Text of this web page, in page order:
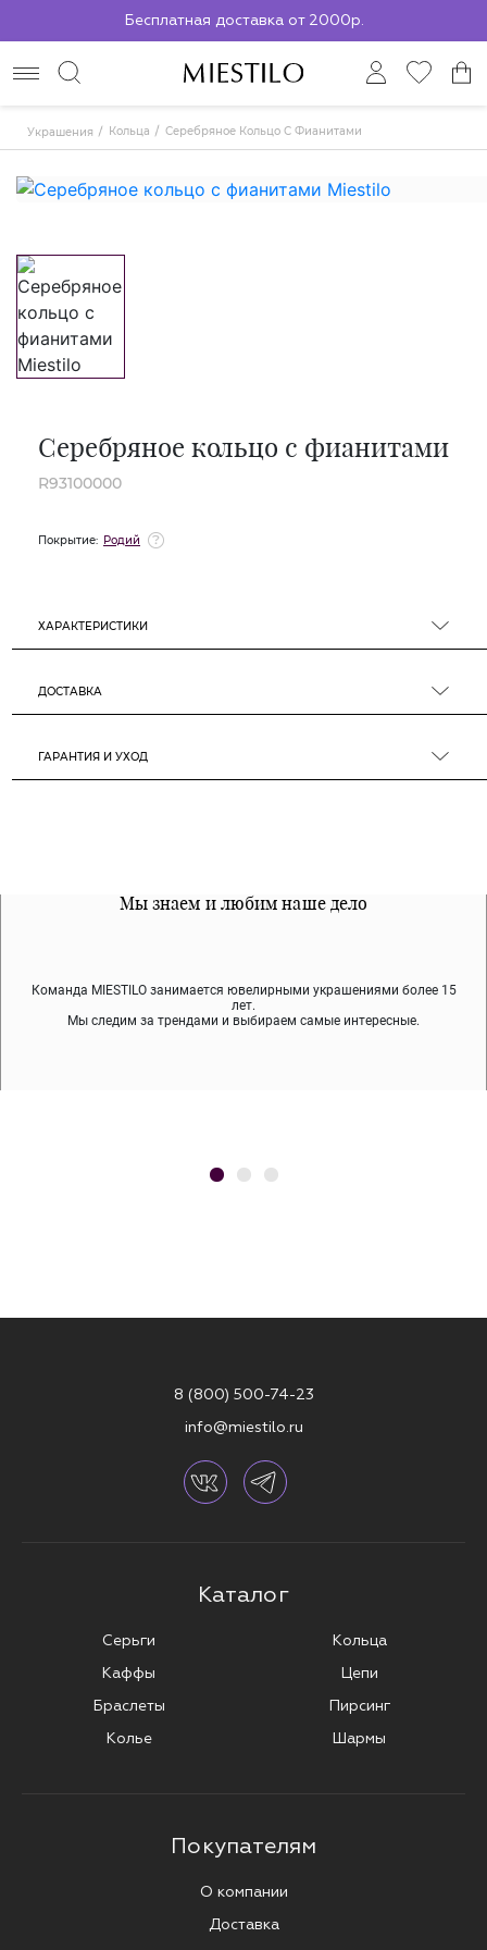
По всей России до ПВЗ СДЭК
Украшения Кольца Серебряное Кольцо С Фианитами
Серебряное кольцо с фианитами
R93100000
Покрытие: Родий
ХАРАКТЕРИСТИКИ
ДОСТАВКА
ГАРАНТИЯ И УХОД
Мы знаем и любим наше дело
Команда MIESTILO занимается ювелирными украшениями более 15
лет.
Мы следим за трендами и выбираем самые интересные.
Все наши материалы гипоалергенны
Мы используем покрытие (родий, ювелирный сплав), которое не
содержит никеля и свинца — это исключает аллергию.
Примерка перед покупкой
Во время доставки спокойно примеряйте украшения, выбирайте те,
что вам нравятся, остальные заберёт курьер.
8 (800) 500-74-23
info@miestilo.ru
Каталог
Серьги
Каффы
Браслеты
Колье
Кольца
Цепи
Пирсинг
Шармы
Покупателям
О компании
Доставка